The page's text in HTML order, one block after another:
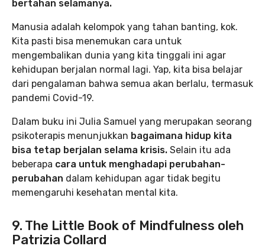
bertahan selamanya.
Manusia adalah kelompok yang tahan banting, kok.
Kita pasti bisa menemukan cara untuk
mengembalikan dunia yang kita tinggali ini agar
kehidupan berjalan normal lagi. Yap, kita bisa belajar
dari pengalaman bahwa semua akan berlalu, termasuk
pandemi Covid-19.
Dalam buku ini Julia Samuel yang merupakan seorang
psikoterapis menunjukkan bagaimana hidup kita
bisa tetap berjalan selama krisis. Selain itu ada
beberapa cara untuk menghadapi perubahan-
perubahan dalam kehidupan agar tidak begitu
memengaruhi kesehatan mental kita.
9. The Little Book of Mindfulness oleh
Patrizia Collard